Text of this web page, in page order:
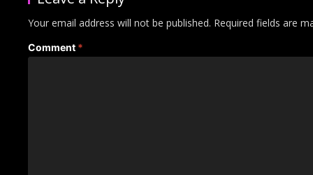
Your email address will not be published. Required fields are
Comment *